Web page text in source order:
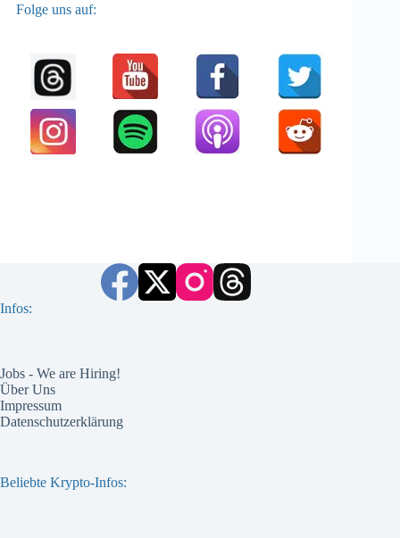
Folge uns auf:
Infos:
Jobs - We are Hiring!
Über Uns
Impressum
Datenschutzerklärung
Beliebte Krypto-Infos: